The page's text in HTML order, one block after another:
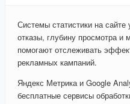
Системы статистики на
отказы, глубину просмотра и
помогают отслеживать
рекламных кампаний.
Яндекс Метрика и Google
бесплатные сервисы